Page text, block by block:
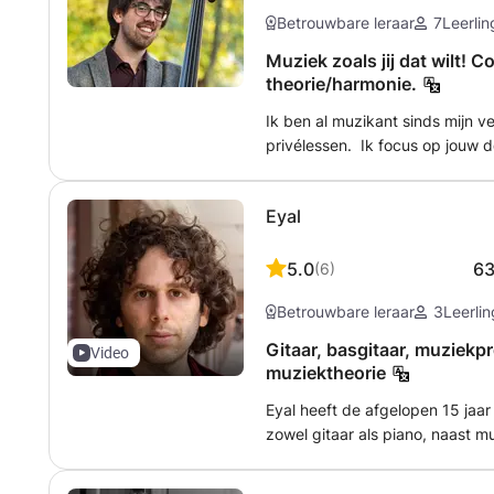
Betrouwbare leraar 7
Muziek zoals jij dat wilt!
theorie/harmonie.
Ik ben al muzikant sinds mijn
privélessen. Ik focus op jouw
aandacht aan de praktische
student. Een niet-uitputtende
kennis van de gitaarhals
ontwikkelen van je gehoor en
voor ritme en muziektheorie -
Video
Eyal
5.0(6)
Betrouwbare leraar 3
Gitaar, basgitaar,
muziektheorie
Eyal heeft de afgelopen 15
zowel gitaar als piano, naast